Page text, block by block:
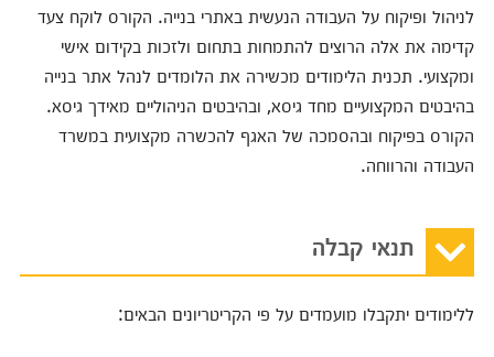
לניהול ופיקוח על העבודה הנעשית באתרי בנייה. הקורס לוקח צעד
קדימה את אלה הרוצים להתמחות בתחום ולזכות בקידום אישי
ומקצועי. תכנית הלימודים מכשירה את הלומדים לנהל אתר בנייה
בהיבטים המקצועיים מחד גיסא, ובהיבטים הניהוליים מאידך גיסא.
הקורס בפיקוח ובהסמכה של האגף להכשרה מקצועית במשרד
העבודה והרווחה.
תנאי קבלה
ללימודים יתקבלו מועמדים על פי הקריטריונים הבאים: